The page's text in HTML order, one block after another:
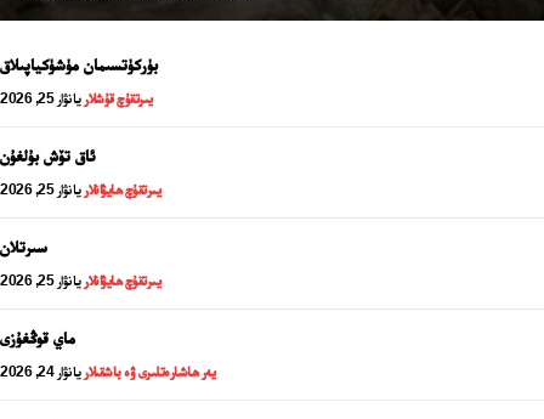
بۈركۈتسىمان مۈشۈكياپىلاق
يىرتقۇچ قۇشلار يانۋار 25, 2026
ئاق تۆش بۇلغۇن
يىرتقۇچ ھايۋانلار يانۋار 25, 2026
سىرتلان
يىرتقۇچ ھايۋانلار يانۋار 25, 2026
ماي قوڭغۇزى
يەر ھاشارەتلىرى ۋە باشقىلار يانۋار 24, 2026